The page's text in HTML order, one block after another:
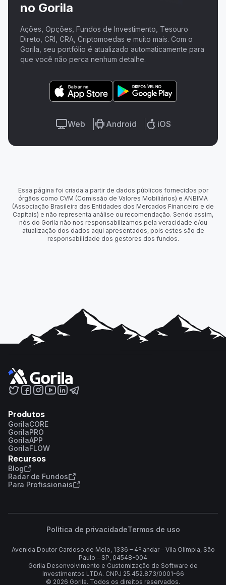
no Gorila
Ações, Opções, Fundos de Investimento, Tesouro
Direto, CRI, CRA, Criptomoedas e muito mais. Com o
Gorila, seu portfólio é atualizado automaticamente para
que você não perca nenhum detalhe.
Web Android iOS
Essa página foi criada a partir de dados públicos fornecidos por
órgãos como CVM (Comissão de Valores Mobiliários) e ANBIMA
(Associação Brasileira das Entidades dos Mercados Financeiro e de
Capitais) e não representa análise ou recomendação. Sendo assim,
nós do Gorila não nos responsabilizamos pela veracidade e/ou
atualização dos dados aqui apresentados, pois estes são de
responsabilidade dos gestores dos fundos.
Produtos
GorilaCORE
GorilaPRO
GorilaAPP
GorilaFLOW
Recursos
Blog
Radar de Fundos
Para Profissionais
Política de privacidadeTermos de uso
Avenida Doutor Cardoso de Melo, 1336 – 4º andar – Vila Olímpia, São
Paulo – SP, 04548-004
Gorila Desenvolvimento e Customização de Software de
Investimentos LTDA. CNPJ 25.452.873/0001-66
© 2026 Gorila. Todos os direitos reservados.